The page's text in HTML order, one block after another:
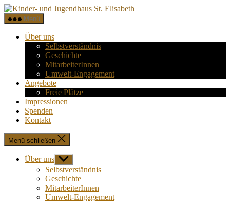
Direkt
zum
Inhalt
wechseln
Menü
Über uns
Selbstverständnis
Geschichte
MitarbeiterInnen
Umwelt-Engagement
Angebote
Freie Plätze
Impressionen
Spenden
Kontakt
Menü schließen
Über uns Untermenü
anzeigen
Selbstverständnis
Geschichte
MitarbeiterInnen
Umwelt-Engagement